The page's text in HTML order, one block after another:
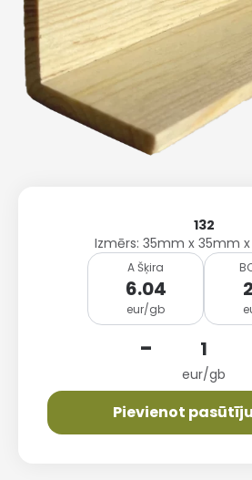
132
Izmērs: 35mm x 35mm
A Šķira
6.04
eur/gb
-
eur/gb
Pievienot